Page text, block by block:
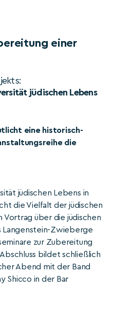
einer
jüdischen Lebens
eine historisch-
die
jüdischen Lebens in
die Vielfalt der jüdischen
Vortrag über die jüdischen
Langenstein-Zwieberge
zur Zubereitung
bildet schließlich
Abend mit der Band
Shicco in der Bar